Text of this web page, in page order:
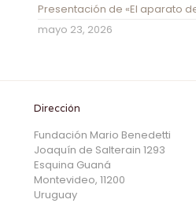
Presentación de «El aparato
mayo 23, 2026
Dirección
Fundación Mario Benedetti
Joaquín de Salterain 1293
Esquina Guaná
Montevideo, 11200
Uruguay